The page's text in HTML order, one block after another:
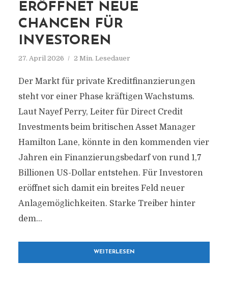
0351-DRESDEN.DE
ERÖFFNET NEUE
CHANCEN FÜR
INVESTOREN
27. April 2026 2 Min. Lesedauer
Der Markt für private Kreditfinanzierungen
steht vor einer Phase kräftigen Wachstums.
Laut Nayef Perry, Leiter für Direct Credit
Investments beim britischen Asset Manager
Hamilton Lane, könnte in den kommenden vier
Jahren ein Finanzierungsbedarf von rund 1,7
Billionen US-Dollar entstehen. Für Investoren
eröffnet sich damit ein breites Feld neuer
Anlagemöglichkeiten. Starke Treiber hinter
dem...
WEITERLESEN